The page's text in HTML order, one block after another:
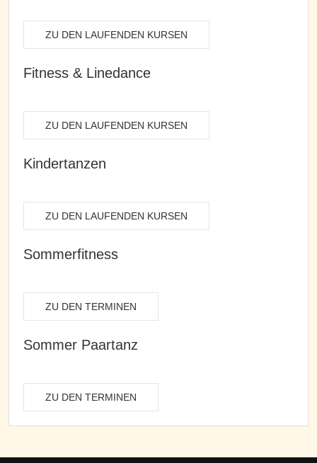
ZU DEN LAUFENDEN KURSEN
Fitness & Linedance
ZU DEN LAUFENDEN KURSEN
Kindertanzen
ZU DEN LAUFENDEN KURSEN
Sommerfitness
ZU DEN TERMINEN
Sommer Paartanz
ZU DEN TERMINEN